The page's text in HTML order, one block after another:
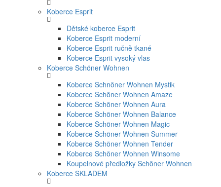
Koberce Esprit
Dětské koberce Esprit
Koberce Esprit moderní
Koberce Esprit ručně tkané
Koberce Esprit vysoký vlas
Koberce Schöner Wohnen
Koberce Schnöner Wohnen Mystik
Koberce Schöner Wohnen Amaze
Koberce Schöner Wohnen Aura
Koberce Schöner Wohnen Balance
Koberce Schöner Wohnen Magic
Koberce Schöner Wohnen Summer
Koberce Schöner Wohnen Tender
Koberce Schöner Wohnen Winsome
Koupelnové předložky Schöner Wohnen
Koberce SKLADEM